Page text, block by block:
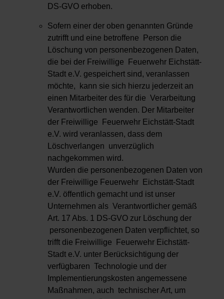
DS-GVO erhoben.
Sofern einer der oben genannten Gründe
zutrifft und eine betroffene Person die
Löschung von personenbezogenen Daten,
die bei der Freiwillige Feuerwehr Eichstätt-
Stadt e.V. gespeichert sind, veranlassen
möchte, kann sie sich hierzu jederzeit an
einen Mitarbeiter des für die Verarbeitung
Verantwortlichen wenden. Der Mitarbeiter
der Freiwillige Feuerwehr Eichstätt-Stadt
e.V. wird veranlassen, dass dem
Löschverlangen unverzüglich
nachgekommen wird.
Wurden die personenbezogenen Daten von
der Freiwillige Feuerwehr Eichstätt-Stadt
e.V. öffentlich gemacht und ist unser
Unternehmen als Verantwortlicher gemäß
Art. 17 Abs. 1 DS-GVO zur Löschung der
personenbezogenen Daten verpflichtet, so
trifft die Freiwillige Feuerwehr Eichstätt-
Stadt e.V. unter Berücksichtigung der
verfügbaren Technologie und der
Implementierungskosten angemessene
Maßnahmen, auch technischer Art, um